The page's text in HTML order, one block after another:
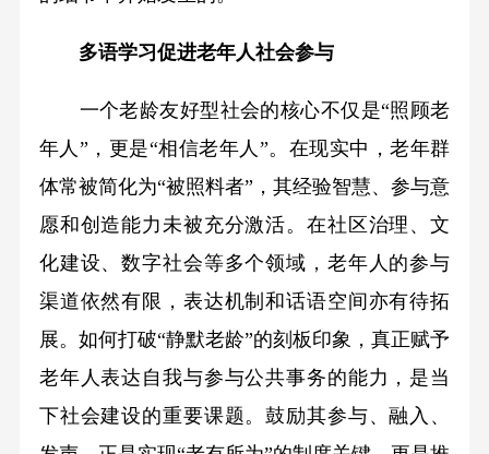
多语学习促进老年人社会参与
一个老龄友好型社会的核心不仅是“照顾老
年人”，更是“相信老年人”。在现实中，老年群
体常被简化为“被照料者”，其经验智慧、参与意
愿和创造能力未被充分激活。在社区治理、文
化建设、数字社会等多个领域，老年人的参与
渠道依然有限，表达机制和话语空间亦有待拓
展。如何打破“静默老龄”的刻板印象，真正赋予
老年人表达自我与参与公共事务的能力，是当
下社会建设的重要课题。鼓励其参与、融入、